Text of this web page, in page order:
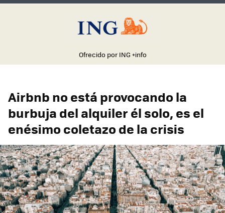
Ofrecido por ING +info
Airbnb no está provocando la
burbuja del alquiler él solo, es el
enésimo coletazo de la crisis